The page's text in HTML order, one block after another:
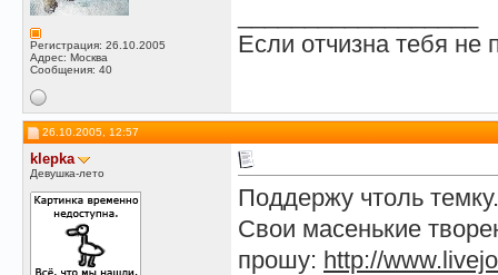
Регистрация: 26.10.2005
Адрес: Москва
Сообщения: 40
Если отчизна тебя не
26.10.2005, 12:57
klepka
Девушка-лето
Поддержу чтоль
Свои масенькие
прошу: http://